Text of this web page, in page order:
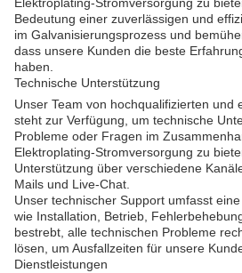
Elektroplating-Stromversorgung zu
Bedeutung einer zuverlässigen und
im Galvanisierungsprozess und
dass unsere Kunden die beste
haben.
Technische Unterstützung
Unser Team von hochqualifizierten und
steht zur Verfügung, um technische
Probleme oder Fragen im
Elektroplating-Stromversorgung zu
Unterstützung über verschiedene
Mails und Live-Chat.
Unser technischer Support umfasst
wie Installation, Betrieb,
bestrebt, alle technischen Probleme
lösen, um Ausfallzeiten für unsere
Dienstleistungen